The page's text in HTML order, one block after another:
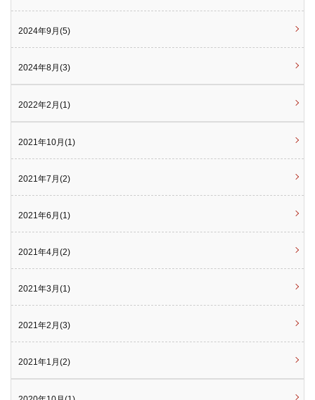
2024年9月(5)
2024年8月(3)
2022年2月(1)
2021年10月(1)
2021年7月(2)
2021年6月(1)
2021年4月(2)
2021年3月(1)
2021年2月(3)
2021年1月(2)